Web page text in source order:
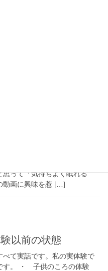
って「気持ちよく眠れる
動画に興味を惹 […]
以前の状態
て実話です。私の実体験で
す。 ・ 子供のころの体験